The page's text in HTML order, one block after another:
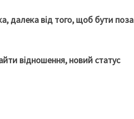
далека від того, щоб бути поза
відношення, новий статус